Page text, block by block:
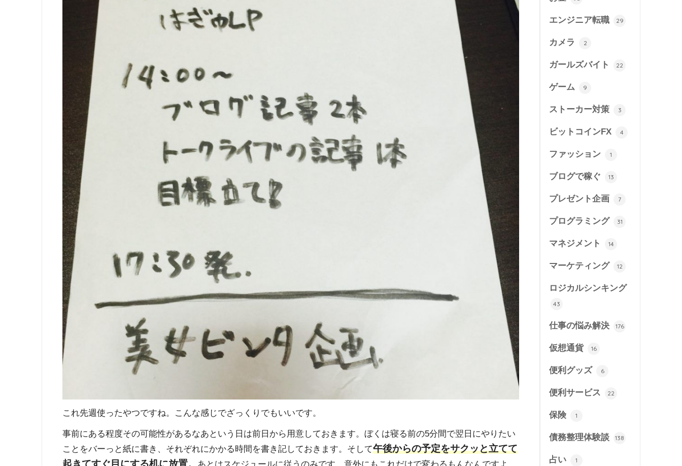
これ先週使ったやつですね。こんな感じでざっくりでもいいです。
事前にある程度その可能性があるなあという日は前日から用意しておきます。ぼくは寝る前の5分間で翌日にやりたい
ことをバーっと紙に書き、それぞれにかかる時間を書き記しておきます。そして午後からの予定をサクッと立てて
起きてすぐ目にする机に放置。
エンジニア転職 29
カメラ 2
ガールズバイト 22
ゲーム 9
ストーカー対策 3
ビットコインFX 4
ファッション 1
ブログで稼ぐ 13
プレゼント企画 7
プログラミング 31
マネジメント 14
マーケティング 12
ロジカルシンキング
43
仕事の悩み解決 176
仮想通貨 16
便利グッズ 6
便利サービス 22
保険 1
債務整理体験談 138
占い 1